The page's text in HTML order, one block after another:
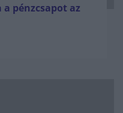
pénzcsapot az